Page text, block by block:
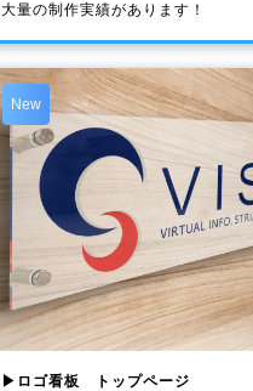
大量の制作実績があります！
New
▶ロゴ看板 トップページ